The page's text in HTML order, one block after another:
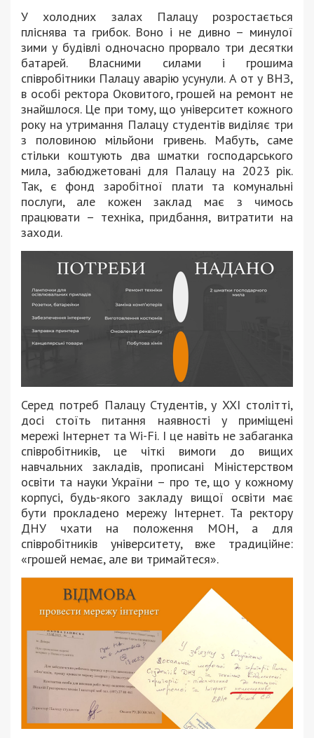
У холодних залах Палацу розростається
пліснява та грибок. Воно і не дивно – минулої
зими у будівлі одночасно прорвало три десятки
батарей. Власними силами і грошима
співробітники Палацу аварію усунули. А от у ВНЗ,
в особі ректора Оковитого, грошей на ремонт не
знайшлося. Це при тому, що університет кожного
року на утримання Палацу студентів виділяє три
з половиною мільйони гривень. Мабуть, саме
стільки коштують два шматки господарського
мила, забюджетовані для Палацу на 2023 рік.
Так, є фонд заробітної плати та комунальні
послуги, але кожен заклад має з чимось
працювати – техніка, придбання, витратити на
заходи.
Серед потреб Палацу Студентів, у XXI столітті,
досі стоїть питання наявності у приміщені
мережі Інтернет та Wi-Fi. І це навіть не забаганка
співробітників, це чіткі вимоги до вищих
навчальних закладів, прописані Міністерством
освіти та науки України – про те, що у кожному
корпусі, будь-якого закладу вищої освіти має
бути прокладено мережу Інтернет. Та ректору
ДНУ чхати на положення МОН, а для
співробітників університету, вже традиційне:
«грошей немає, але ви тримайтеся».